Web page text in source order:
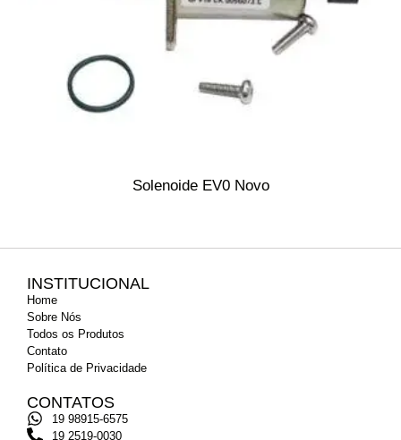
Solenoide EV0 Novo
INSTITUCIONAL
Home
Sobre Nós
Todos os Produtos
Contato
Política de Privacidade
CONTATOS
19 98915-6575
19 2519-0030